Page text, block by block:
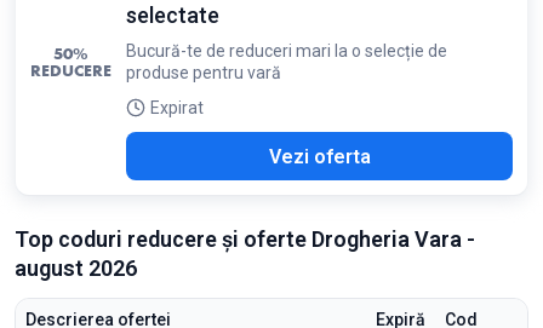
50%
REDUCERE
selectate
Bucură-te de reduceri mari la o selecție de
produse pentru vară
Expirat
Vezi oferta
Top coduri reducere și oferte Drogheria Vara -
august 2026
Descrierea ofertei Expiră Cod